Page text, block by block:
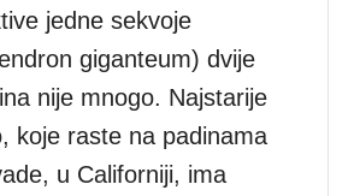
jedne sekvoje
giganteum) dvije
nije mnogo. Najstarije
koje raste na padinama
u Californiji, ima